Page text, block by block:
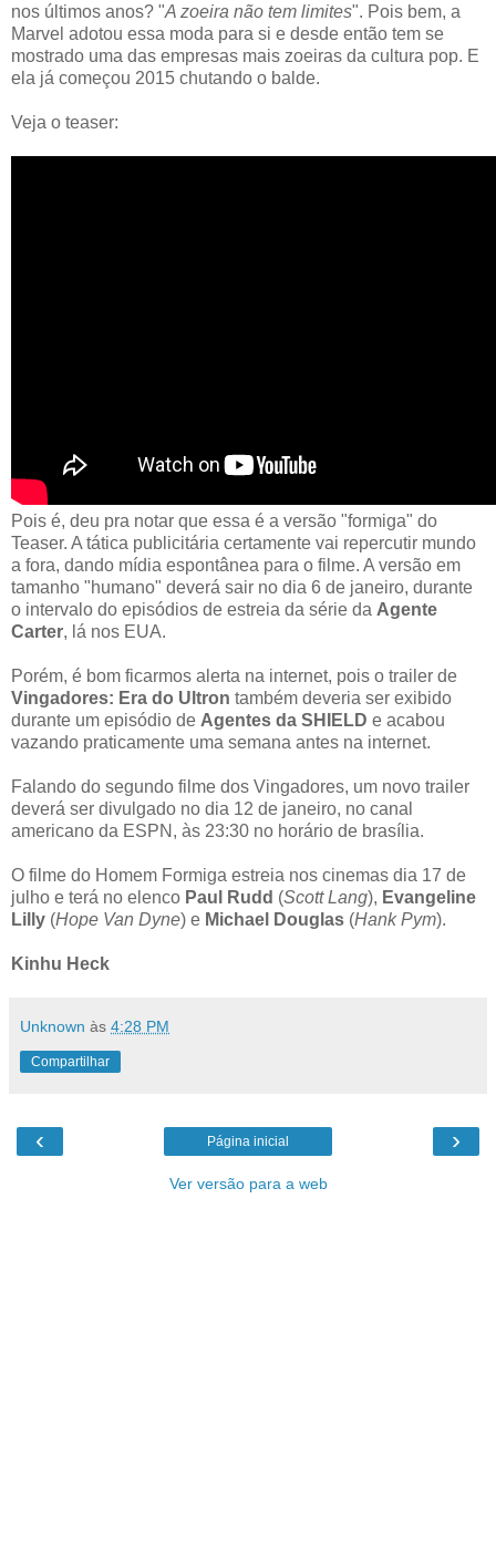
nos últimos anos? "A zoeira não tem limites". Pois bem, a
Marvel adotou essa moda para si e desde então tem se
mostrado uma das empresas mais zoeiras da cultura pop. E
ela já começou 2015 chutando o balde.
Veja o teaser:
Pois é, deu pra notar que essa é a versão "formiga" do
Teaser. A tática publicitária certamente vai repercutir mundo
a fora, dando mídia espontânea para o filme. A versão em
tamanho "humano" deverá sair no dia 6 de janeiro, durante
o intervalo do episódios de estreia da série da Agente
Carter, lá nos EUA.
Porém, é bom ficarmos alerta na internet, pois o trailer de
Vingadores: Era do Ultron também deveria ser exibido
durante um episódio de Agentes da SHIELD e acabou
vazando praticamente uma semana antes na internet.
Falando do segundo filme dos Vingadores, um novo trailer
deverá ser divulgado no dia 12 de janeiro, no canal
americano da ESPN, às 23:30 no horário de brasília.
O filme do Homem Formiga estreia nos cinemas dia 17 de
julho e terá no elenco Paul Rudd (Scott Lang), Evangeline
Lilly (Hope Van Dyne) e Michael Douglas (Hank Pym).
Kinhu Heck
Unknown às 4:28 PM
Compartilhar
‹ ›
Página inicial
Ver versão para a web